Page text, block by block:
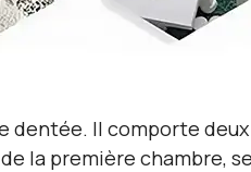
Il comporte
la première chambre,